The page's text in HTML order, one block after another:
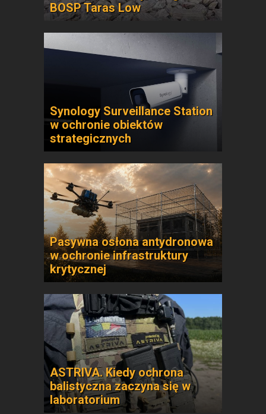
BOSP Taras Low
Synology Surveillance Station
w ochronie obiektów
strategicznych
Pasywna osłona antydronowa
w ochronie infrastruktury
krytycznej
ASTRIVA. Kiedy ochrona
balistyczna zaczyna się w
laboratorium